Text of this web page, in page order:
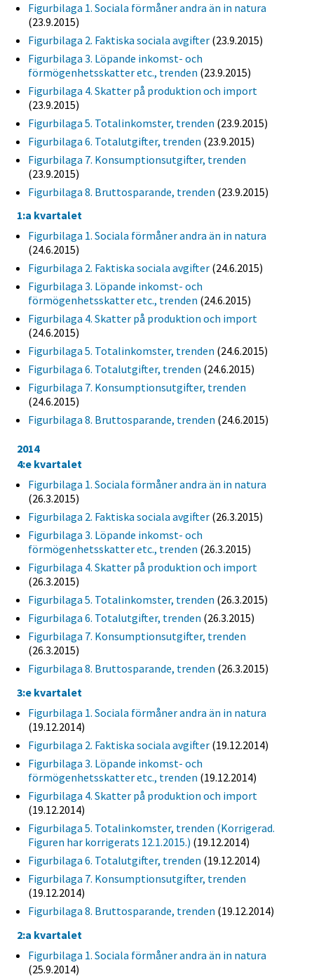
Figurbilaga 1. Sociala förmåner andra än in natura
(23.9.2015)
Figurbilaga 2. Faktiska sociala avgifter (23.9.2015)
Figurbilaga 3. Löpande inkomst- och
förmögenhetsskatter etc., trenden (23.9.2015)
Figurbilaga 4. Skatter på produktion och import
(23.9.2015)
Figurbilaga 5. Totalinkomster, trenden (23.9.2015)
Figurbilaga 6. Totalutgifter, trenden (23.9.2015)
Figurbilaga 7. Konsumptionsutgifter, trenden
(23.9.2015)
Figurbilaga 8. Bruttosparande, trenden (23.9.2015)
1:a kvartalet
Figurbilaga 1. Sociala förmåner andra än in natura
(24.6.2015)
Figurbilaga 2. Faktiska sociala avgifter (24.6.2015)
Figurbilaga 3. Löpande inkomst- och
förmögenhetsskatter etc., trenden (24.6.2015)
Figurbilaga 4. Skatter på produktion och import
(24.6.2015)
Figurbilaga 5. Totalinkomster, trenden (24.6.2015)
Figurbilaga 6. Totalutgifter, trenden (24.6.2015)
Figurbilaga 7. Konsumptionsutgifter, trenden
(24.6.2015)
Figurbilaga 8. Bruttosparande, trenden (24.6.2015)
2014
4:e kvartalet
Figurbilaga 1. Sociala förmåner andra än in natura
(26.3.2015)
Figurbilaga 2. Faktiska sociala avgifter (26.3.2015)
Figurbilaga 3. Löpande inkomst- och
förmögenhetsskatter etc., trenden (26.3.2015)
Figurbilaga 4. Skatter på produktion och import
(26.3.2015)
Figurbilaga 5. Totalinkomster, trenden (26.3.2015)
Figurbilaga 6. Totalutgifter, trenden (26.3.2015)
Figurbilaga 7. Konsumptionsutgifter, trenden
(26.3.2015)
Figurbilaga 8. Bruttosparande, trenden (26.3.2015)
3:e kvartalet
Figurbilaga 1. Sociala förmåner andra än in natura
(19.12.2014)
Figurbilaga 2. Faktiska sociala avgifter (19.12.2014)
Figurbilaga 3. Löpande inkomst- och
förmögenhetsskatter etc., trenden (19.12.2014)
Figurbilaga 4. Skatter på produktion och import
(19.12.2014)
Figurbilaga 5. Totalinkomster, trenden (Korrigerad.
Figuren har korrigerats 12.1.2015.) (19.12.2014)
Figurbilaga 6. Totalutgifter, trenden (19.12.2014)
Figurbilaga 7. Konsumptionsutgifter, trenden
(19.12.2014)
Figurbilaga 8. Bruttosparande, trenden (19.12.2014)
2:a kvartalet
Figurbilaga 1. Sociala förmåner andra än in natura
(25.9.2014)